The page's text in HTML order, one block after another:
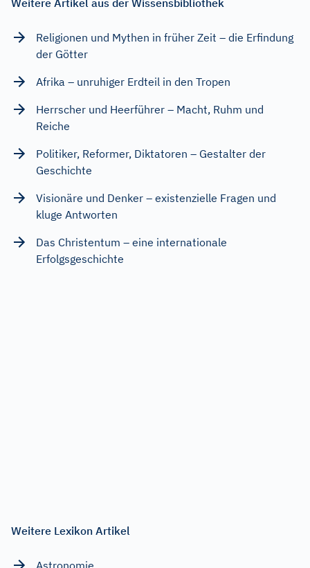
Weitere Artikel aus der Wissensbibliothek
Religionen und Mythen in früher Zeit – die Erfindung
der Götter
Afrika – unruhiger Erdteil in den Tropen
Herrscher und Heerführer – Macht, Ruhm und
Reiche
Politiker, Reformer, Diktatoren – Gestalter der
Geschichte
Visionäre und Denker – existenzielle Fragen und
kluge Antworten
Das Christentum – eine internationale
Erfolgsgeschichte
Weitere Lexikon Artikel